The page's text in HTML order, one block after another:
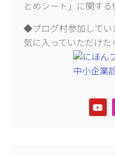
とめシート」に関する
◆ブログ村参加して
気に入っていただけた